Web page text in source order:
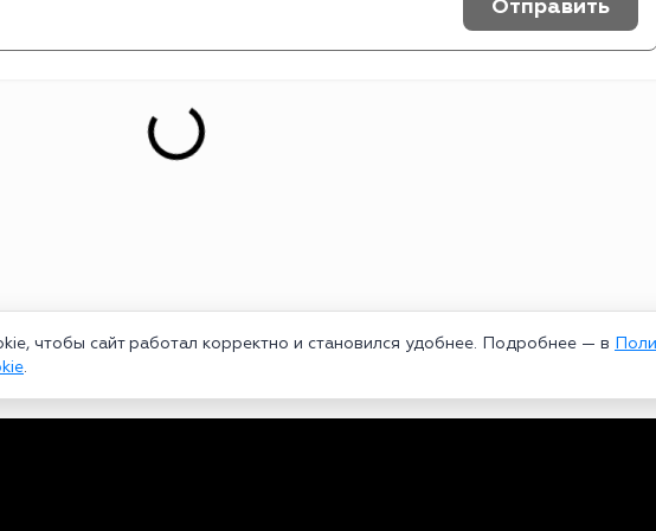
чтобы сайт работал корректно и становился удобнее. Подробнее — в
.
Отправить